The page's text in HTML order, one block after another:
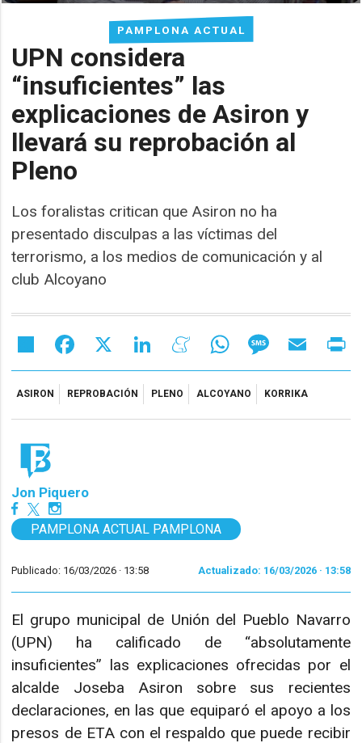
PAMPLONA ACTUAL
UPN considera
“insuficientes” las
explicaciones de Asiron y
llevará su reprobación al
Pleno
Los foralistas critican que Asiron no ha
presentado disculpas a las víctimas del
terrorismo, a los medios de comunicación y al
club Alcoyano
Share Facebook LinkedIn MeneameWhatsAppMessageEmail
ASIRON REPROBACIÓN PLENO ALCOYANO KORRIKA
Jon Piquero
PAMPLONA ACTUAL PAMPLONA
Publicado: 16/03/2026 · 13:58 Actualizado: 16/03/2026 · 13:58
El grupo municipal de Unión del Pueblo Navarro
(UPN) ha calificado de “absolutamente
insuficientes” las explicaciones ofrecidas por el
alcalde Joseba Asiron sobre sus recientes
declaraciones, en las que equiparó el apoyo a los
presos de ETA con el respaldo que puede recibir